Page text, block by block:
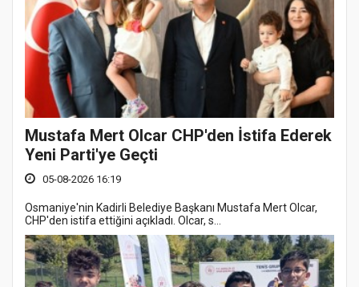
Mustafa Mert Olcar CHP'den İstifa Ederek
Yeni Parti'ye Geçti
05-08-2026 16:19
Osmaniye'nin Kadirli Belediye Başkanı Mustafa Mert Olcar,
CHP'den istifa ettiğini açıkladı. Olcar, s...